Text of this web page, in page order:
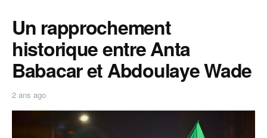
Un rapprochement
historique entre Anta
Babacar et Abdoulaye Wade
2 ans ago